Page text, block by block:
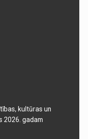
kultūras un
2026. gadam